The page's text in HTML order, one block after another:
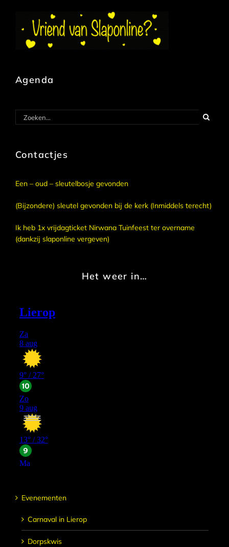
Agenda
Zoeken
naar:
Contactjes
Een – oud – sleutelbosje gevonden
(Bijzondere) sleutel gevonden bij de kerk (Inmiddels terecht)
Ik heb 1x vrijdagticket Nirwana Tuinfeest ter overname
(dankzij slaponline vergeven)
Het weer in…
Evenementen
Carnaval in Lierop
Dorpskwis